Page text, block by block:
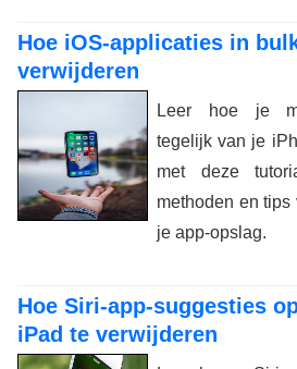
Hoe iOS-applicaties in
verwijderen
Leer hoe je
tegelijk van je
met deze
methoden en
je app-opslag.
Hoe Siri-app-suggesties
iPad te verwijderen